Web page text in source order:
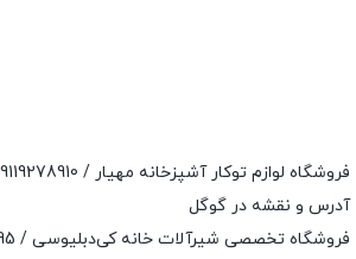
فروشگاه لوازم توکار آشپزخانه مهیار /
آدرس و نقشه در گوگل
فروشگاه تخصصی شیرآلات خانه کی‌دبلیوسی /